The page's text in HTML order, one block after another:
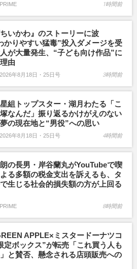
1時間前
ちいかわ』のストーリーに波
かりやすい猛毒”投入ダメージを受
が大量発生、“子ども向け作品”に
由
年8月18日・25日号 3時間前
組トップスター・湖月わたる「こ
なんだ」振り返るかけがえのない
の現在地と“男役”への思い
年8月18日・25日号 4時間前
の長男・岸谷蘭丸がYouTubeで喫
る多額の税金支出を訴えるも、タ
生じる社会的損失額の方が上回る
8時間前
APPLE×ミスタードーナツコ
定ボックス”が転売「これ買う人も
と賛否、懸念される店頭販売への